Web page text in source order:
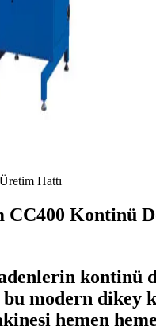
Hattı
CC400 Kontinü
kontinü
bu modern dikey
hemen